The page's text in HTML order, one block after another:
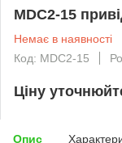
MDC2-15
Немає в наявності
Код: MDC2-15
Ціну
Опис